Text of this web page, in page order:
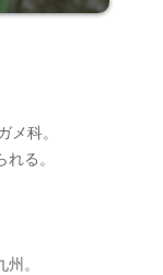
メ科。
る。
。